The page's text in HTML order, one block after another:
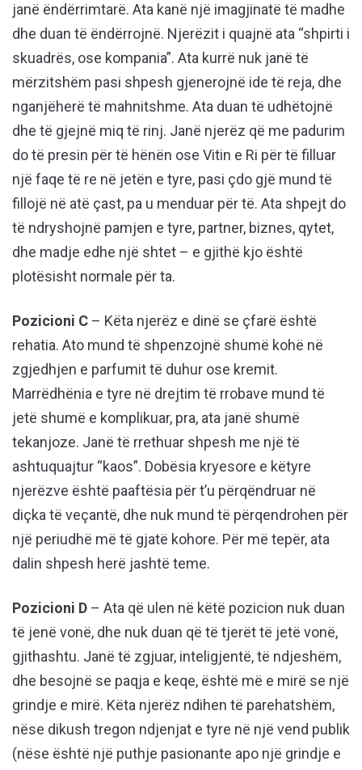
janë ëndërrimtarë. Ata kanë një imagjinatë të madhe
dhe duan të ëndërrojnë. Njerëzit i quajnë ata “shpirti i
skuadrës, ose kompania”. Ata kurrë nuk janë të
mërzitshëm pasi shpesh gjenerojnë ide të reja, dhe
nganjëherë të mahnitshme. Ata duan të udhëtojnë
dhe të gjejnë miq të rinj. Janë njerëz që me padurim
do të presin për të hënën ose Vitin e Ri për të filluar
një faqe të re në jetën e tyre, pasi çdo gjë mund të
fillojë në atë çast, pa u menduar për të. Ata shpejt do
të ndryshojnë pamjen e tyre, partner, biznes, qytet,
dhe madje edhe një shtet – e gjithë kjo është
plotësisht normale për ta.
Pozicioni C – Këta njerëz e dinë se çfarë është
rehatia. Ato mund të shpenzojnë shumë kohë në
zgjedhjen e parfumit të duhur ose kremit.
Marrëdhënia e tyre në drejtim të rrobave mund të
jetë shumë e komplikuar, pra, ata janë shumë
tekanjoze. Janë të rrethuar shpesh me një të
ashtuquajtur “kaos”. Dobësia kryesore e këtyre
njerëzve është paaftësia për t’u përqëndruar në
diçka të veçantë, dhe nuk mund të përqendrohen për
një periudhë më të gjatë kohore. Për më tepër, ata
dalin shpesh herë jashtë teme.
Pozicioni D – Ata që ulen në këtë pozicion nuk duan
të jenë vonë, dhe nuk duan që të tjerët të jetë vonë,
gjithashtu. Janë të zgjuar, inteligjentë, të ndjeshëm,
dhe besojnë se paqja e keqe, është më e mirë se një
grindje e mirë. Këta njerëz ndihen të parehatshëm,
nëse dikush tregon ndjenjat e tyre në një vend publik
(nëse është një puthje pasionante apo një grindje e